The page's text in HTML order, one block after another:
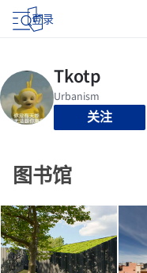
登录
关注
图书馆